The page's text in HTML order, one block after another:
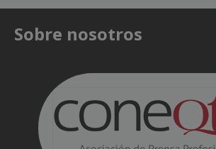
Sobre nosotros